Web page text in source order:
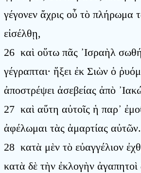
γέγονεν ἄχρις οὗ τὸ πλήρωμα
εἰσέλθῃ,
26 καὶ οὕτω πᾶς ᾿Ισραὴλ
γέγραπται· ἥξει ἐκ Σιὼν ὁ
ἀποστρέψει ἀσεβείας ἀπὸ
27 καὶ αὕτη αὐτοῖς ἡ παρ᾿
ἀφέλωμαι τὰς ἁμαρτίας αὐτῶν.
28 κατὰ μὲν τὸ εὐαγγέλιον
κατὰ δὲ τὴν ἐκλογὴν ἀγαπητοὶ